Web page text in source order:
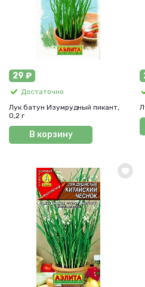
29 ₽
Достаточно
Лук батун Изумрудный пикант,
0,2 г
В корзину